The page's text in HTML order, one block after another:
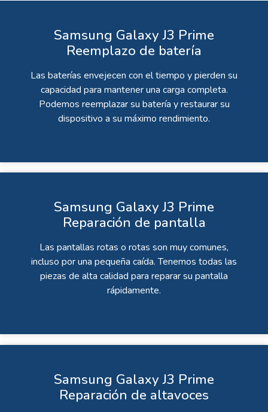
Samsung Galaxy J3 Prime
Reemplazo de batería
Las baterías envejecen con el tiempo y pierden su
capacidad para mantener una carga completa.
Podemos reemplazar su batería y restaurar su
dispositivo a su máximo rendimiento.
Samsung Galaxy J3 Prime
Reparación de pantalla
Las pantallas rotas o rotas son muy comunes,
incluso por una pequeña caída. Tenemos todas las
piezas de alta calidad para reparar su pantalla
rápidamente.
Samsung Galaxy J3 Prime
Reparación de altavoces